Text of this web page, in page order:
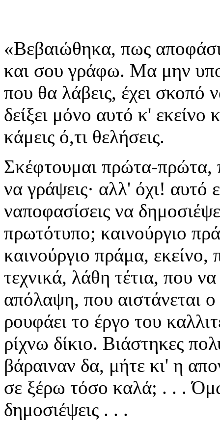
«Βεβαιώθηκα, πως
και σου γράφω. Μα μην
που θα λάβεις, έχει σκοπό
δείξει μόνο αυτό κ' εκείνο
κάμεις ό,τι θελήσεις.
Σκέφτουμαι πρώτα-πρώτα,
να γράψεις· αλλ' όχι! αυτό
ναποφασίσεις να
πρωτότυπο; καινούργιο
καινούργιο πράμα, εκείνο,
τεχνικά, λάθη τέτια, που
απόλαψη, που αιστάνεται
ρουφάει το έργο του
ρίχνω δίκιο. Βιάστηκες
βάραιναν δα, μήτε κι' η
σε ξέρω τόσο καλά; . . .
δημοσιέψεις . . .